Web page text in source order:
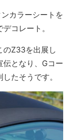
カラーシートを
コレート。
のZ33を出展し
伝となり、Gコー
たそうです。